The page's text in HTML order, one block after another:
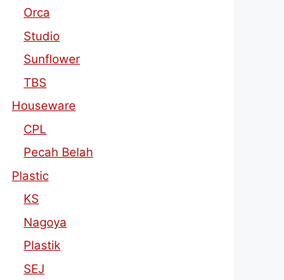
Orca
Studio
Sunflower
TBS
Houseware
CPL
Pecah Belah
Plastic
KS
Nagoya
Plastik
SEJ